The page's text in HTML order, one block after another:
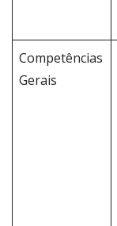
Competências
Gerais